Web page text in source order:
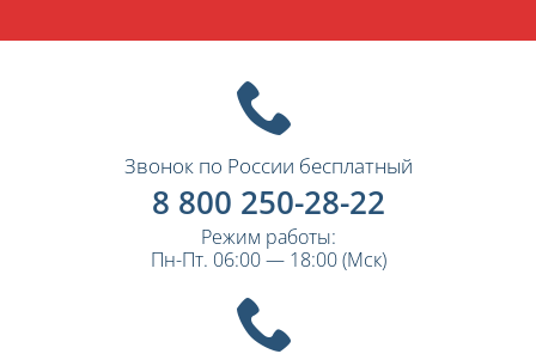
Звонок по России бесплатный
8 800 250-28-22
Режим работы:
Пн-Пт. 06:00 — 18:00 (Мск)